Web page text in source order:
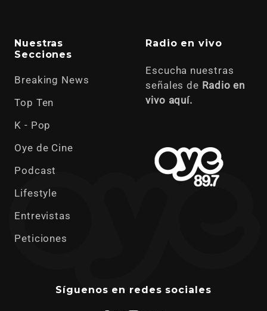
Nuestras
Secciones
Breaking News
Top Ten
K - Pop
Oye de Cine
Podcast
Lifestyle
Entrevistas
Peticiones
Radio en vivo
Escucha nuestras
señales de Radio en
vivo aquí.
Síguenos en redes sociales